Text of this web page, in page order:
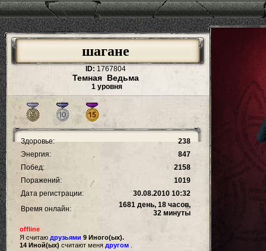
шагане
ID: 1767804
Темная Ведьма
1 уровня
Здоровье:
238
Энергия:
847
Побед:
2158
Поражений:
1019
Дата регистрации:
30.08.2010 10:32
Время онлайн:
1681 день, 18 часов,
32 минуты
offline
Я считаю друзьями 9 Иного(ых).
14 Иной(ых) считают меня другом